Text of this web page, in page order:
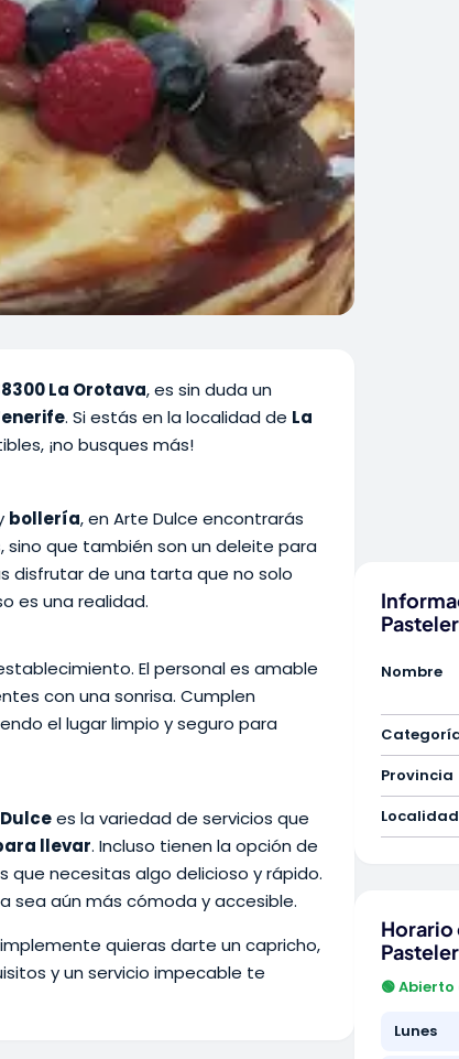
La Orotava, es sin duda un
. Si estás en la localidad de La
¡no busques más!
bollería, en Arte Dulce encontrarás
sino que también son un deleite para
disfrutar de una tarta que no solo
es una realidad.
El personal es amable
con una sonrisa. Cumplen
el lugar limpio y seguro para
es la variedad de servicios que
llevar. Incluso tienen la opción de
necesitas algo delicioso y rápido.
sea aún más cómoda y accesible.
quieras darte un capricho,
y un servicio impecable te
Nombre
Provincia
Localidad
Horario
🟢
Lunes